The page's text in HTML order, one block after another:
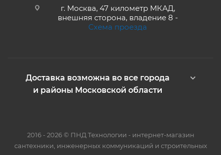
г. Москва, 47 километр МКАД,
внешняя сторона, владение 8 -
Схема проезда
Доставка возможна во все города
и районы Московской области
2016 - 2026 © ПНД Технологии - интернет-магазин
сантехники, инженерных коммуникаций и строительных